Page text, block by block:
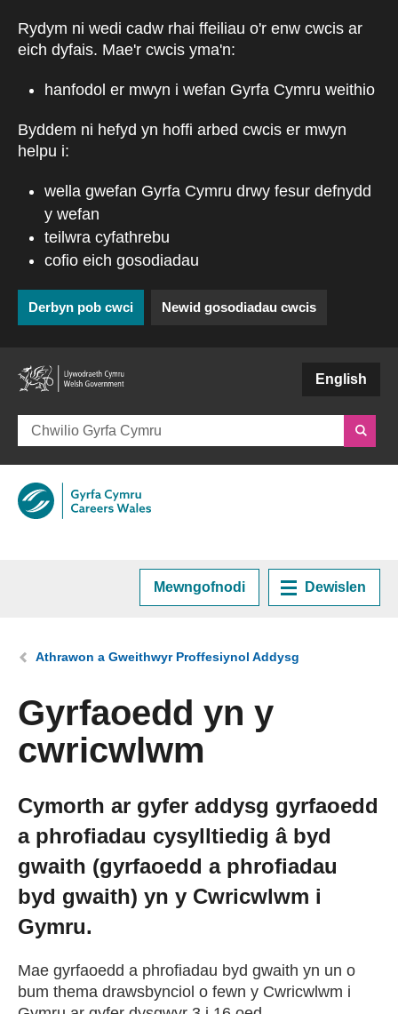
Rydym ni wedi cadw rhai ffeiliau o'r enw cwcis ar
eich dyfais. Mae'r cwcis yma'n:
hanfodol er mwyn i wefan Gyrfa Cymru weithio
Byddem ni hefyd yn hoffi arbed cwcis er mwyn
helpu i:
wella gwefan Gyrfa Cymru drwy fesur defnydd
y wefan
teilwra cyfathrebu
cofio eich gosodiadau
Derbyn pob cwci Newid gosodiadau cwcis
English
Mewngofnodi Dewislen
Cynllunio eich Gyrfa
Cyrsiau a Hyfforddiant
Cael Swydd
Prentisiaethau
Digwyddiadau
Newyddion
Rydych chi yma:
Athrawon a Gweithwyr Proffesiynol Addysg
Gyrfaoedd yn y
cwricwlwm
Cymorth ar gyfer addysg gyrfaoedd
a phrofiadau cysylltiedig â byd
gwaith (gyrfaoedd a phrofiadau
byd gwaith) yn y Cwricwlwm i
Gymru.
Mae gyrfaoedd a phrofiadau byd gwaith yn un o
bum thema drawsbynciol o fewn y Cwricwlwm i